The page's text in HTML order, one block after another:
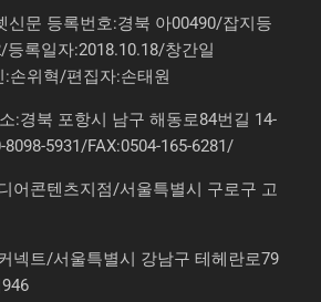
신문 등록번호:경북 아00490/잡지등
등록일자:2018.10.18/창간일
손위혁/편집자:손태원
:경북 포항시 남구 해동로84번길 14-
5931/FAX:0504-165-6281/
어콘텐츠지점/서울특별시 구로구 고
넥트/서울특별시 강남구 테헤란로79